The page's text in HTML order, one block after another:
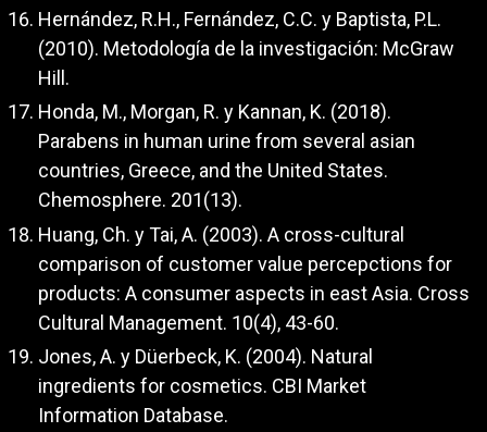
Hernández, R.H., Fernández, C.C. y Baptista, P.L.
(2010). Metodología de la investigación: McGraw
Hill.
Honda, M., Morgan, R. y Kannan, K. (2018).
Parabens in human urine from several asian
countries, Greece, and the United States.
Chemosphere. 201(13).
Huang, Ch. y Tai, A. (2003). A cross-cultural
comparison of customer value percepctions for
products: A consumer aspects in east Asia. Cross
Cultural Management. 10(4), 43-60.
Jones, A. y Düerbeck, K. (2004). Natural
ingredients for cosmetics. CBI Market
Information Database.